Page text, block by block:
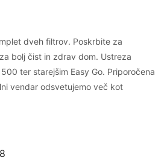
dveh filtrov. Poskrbite za
bolj čist in zdrav dom. Ustreza
ter starejšim Easy Go. Priporočena
vendar odsvetujemo več kot